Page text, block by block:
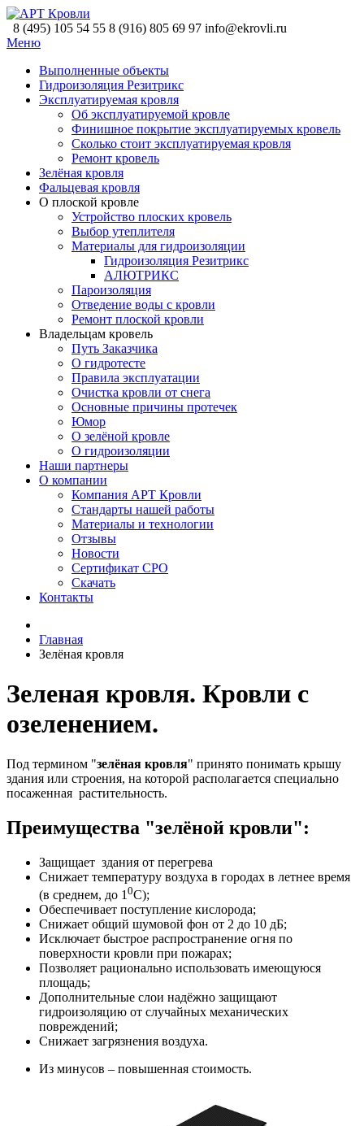
8 (495) 105 54 55 8 (916) 805 69 97 info@ekrovli.ru
Меню
Выполненные объекты
Гидроизоляция Резитрикс
Эксплуатируемая кровля
Об эксплуатируемой кровле
Финишное покрытие эксплуатируемых кровель
Сколько стоит эксплуатируемая кровля
Ремонт кровель
Зелёная кровля
Фальцевая кровля
О плоской кровле
Устройство плоских кровель
Выбор утеплителя
Материалы для гидроизоляции
Гидроизоляция Резитрикс
АЛЮТРИКС
Пароизоляция
Отведение воды с кровли
Ремонт плоской кровли
Владельцам кровель
Путь Заказчика
О гидротесте
Правила эксплуатации
Очистка кровли от снега
Основные причины протечек
Юмор
О зелёной кровле
О гидроизоляции
Наши партнеры
О компании
Компания АРТ Кровли
Стандарты нашей работы
Материалы и технологии
Отзывы
Новости
Сертификат СРО
Скачать
Контакты
Главная
Зелёная кровля
Зеленая кровля. Кровли с
озеленением.
Под термином "зелёная кровля" принято понимать крышу
здания или строения, на которой располагается специально
посаженная растительность.
Преимущества "зелёной кровли":
Защищает здания от перегрева
Снижает температуру воздуха в городах в летнее время
(в среднем, до 1 0С);
Обеспечивает поступление кислорода;
Снижает общий шумовой фон от 2 до 10 дБ;
Исключает быстрое распространение огня по
поверхности кровли при пожарах;
Позволяет рационально использовать имеющуюся
площадь;
Дополнительные слои надёжно защищают
гидроизоляцию от случайных механических
повреждений;
Снижает загрязнения воздуха.
Из минусов – повышенная стоимость.